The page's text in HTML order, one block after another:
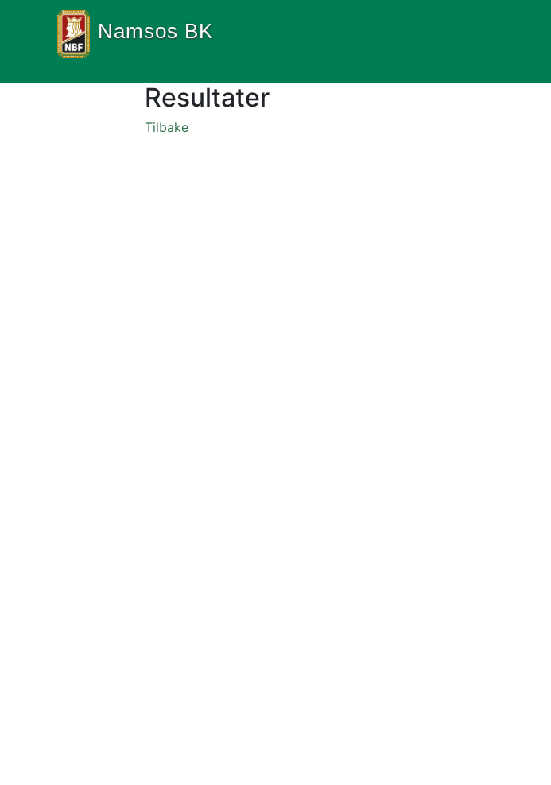
Namsos BK
Resultater
Tilbake